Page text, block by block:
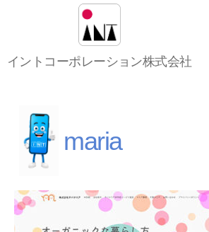
ン
ポ
レ
ョ
ン
株
イントコーポレーション株式会社
maria